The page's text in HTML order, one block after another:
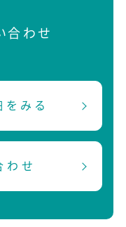
合わせ
をみる
わせ